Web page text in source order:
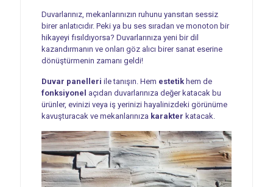
Duvarlarınız, mekanlarınızın ruhunu yansıtan sessiz
birer anlatıcıdır. Peki ya bu ses sıradan ve monoton bir
hikayeyi fısıldıyorsa? Duvarlarınıza yeni bir dil
kazandırmanın ve onları göz alıcı birer sanat eserine
dönüştürmenin zamanı geldi!
Duvar panelleri ile tanışın. Hem estetikhem de
fonksiyonel açıdan duvarlarınıza değer katacak bu
ürünler, evinizi veya iş yerinizi hayalinizdeki görünüme
kavuşturacak ve mekanlarınıza karakter katacak.